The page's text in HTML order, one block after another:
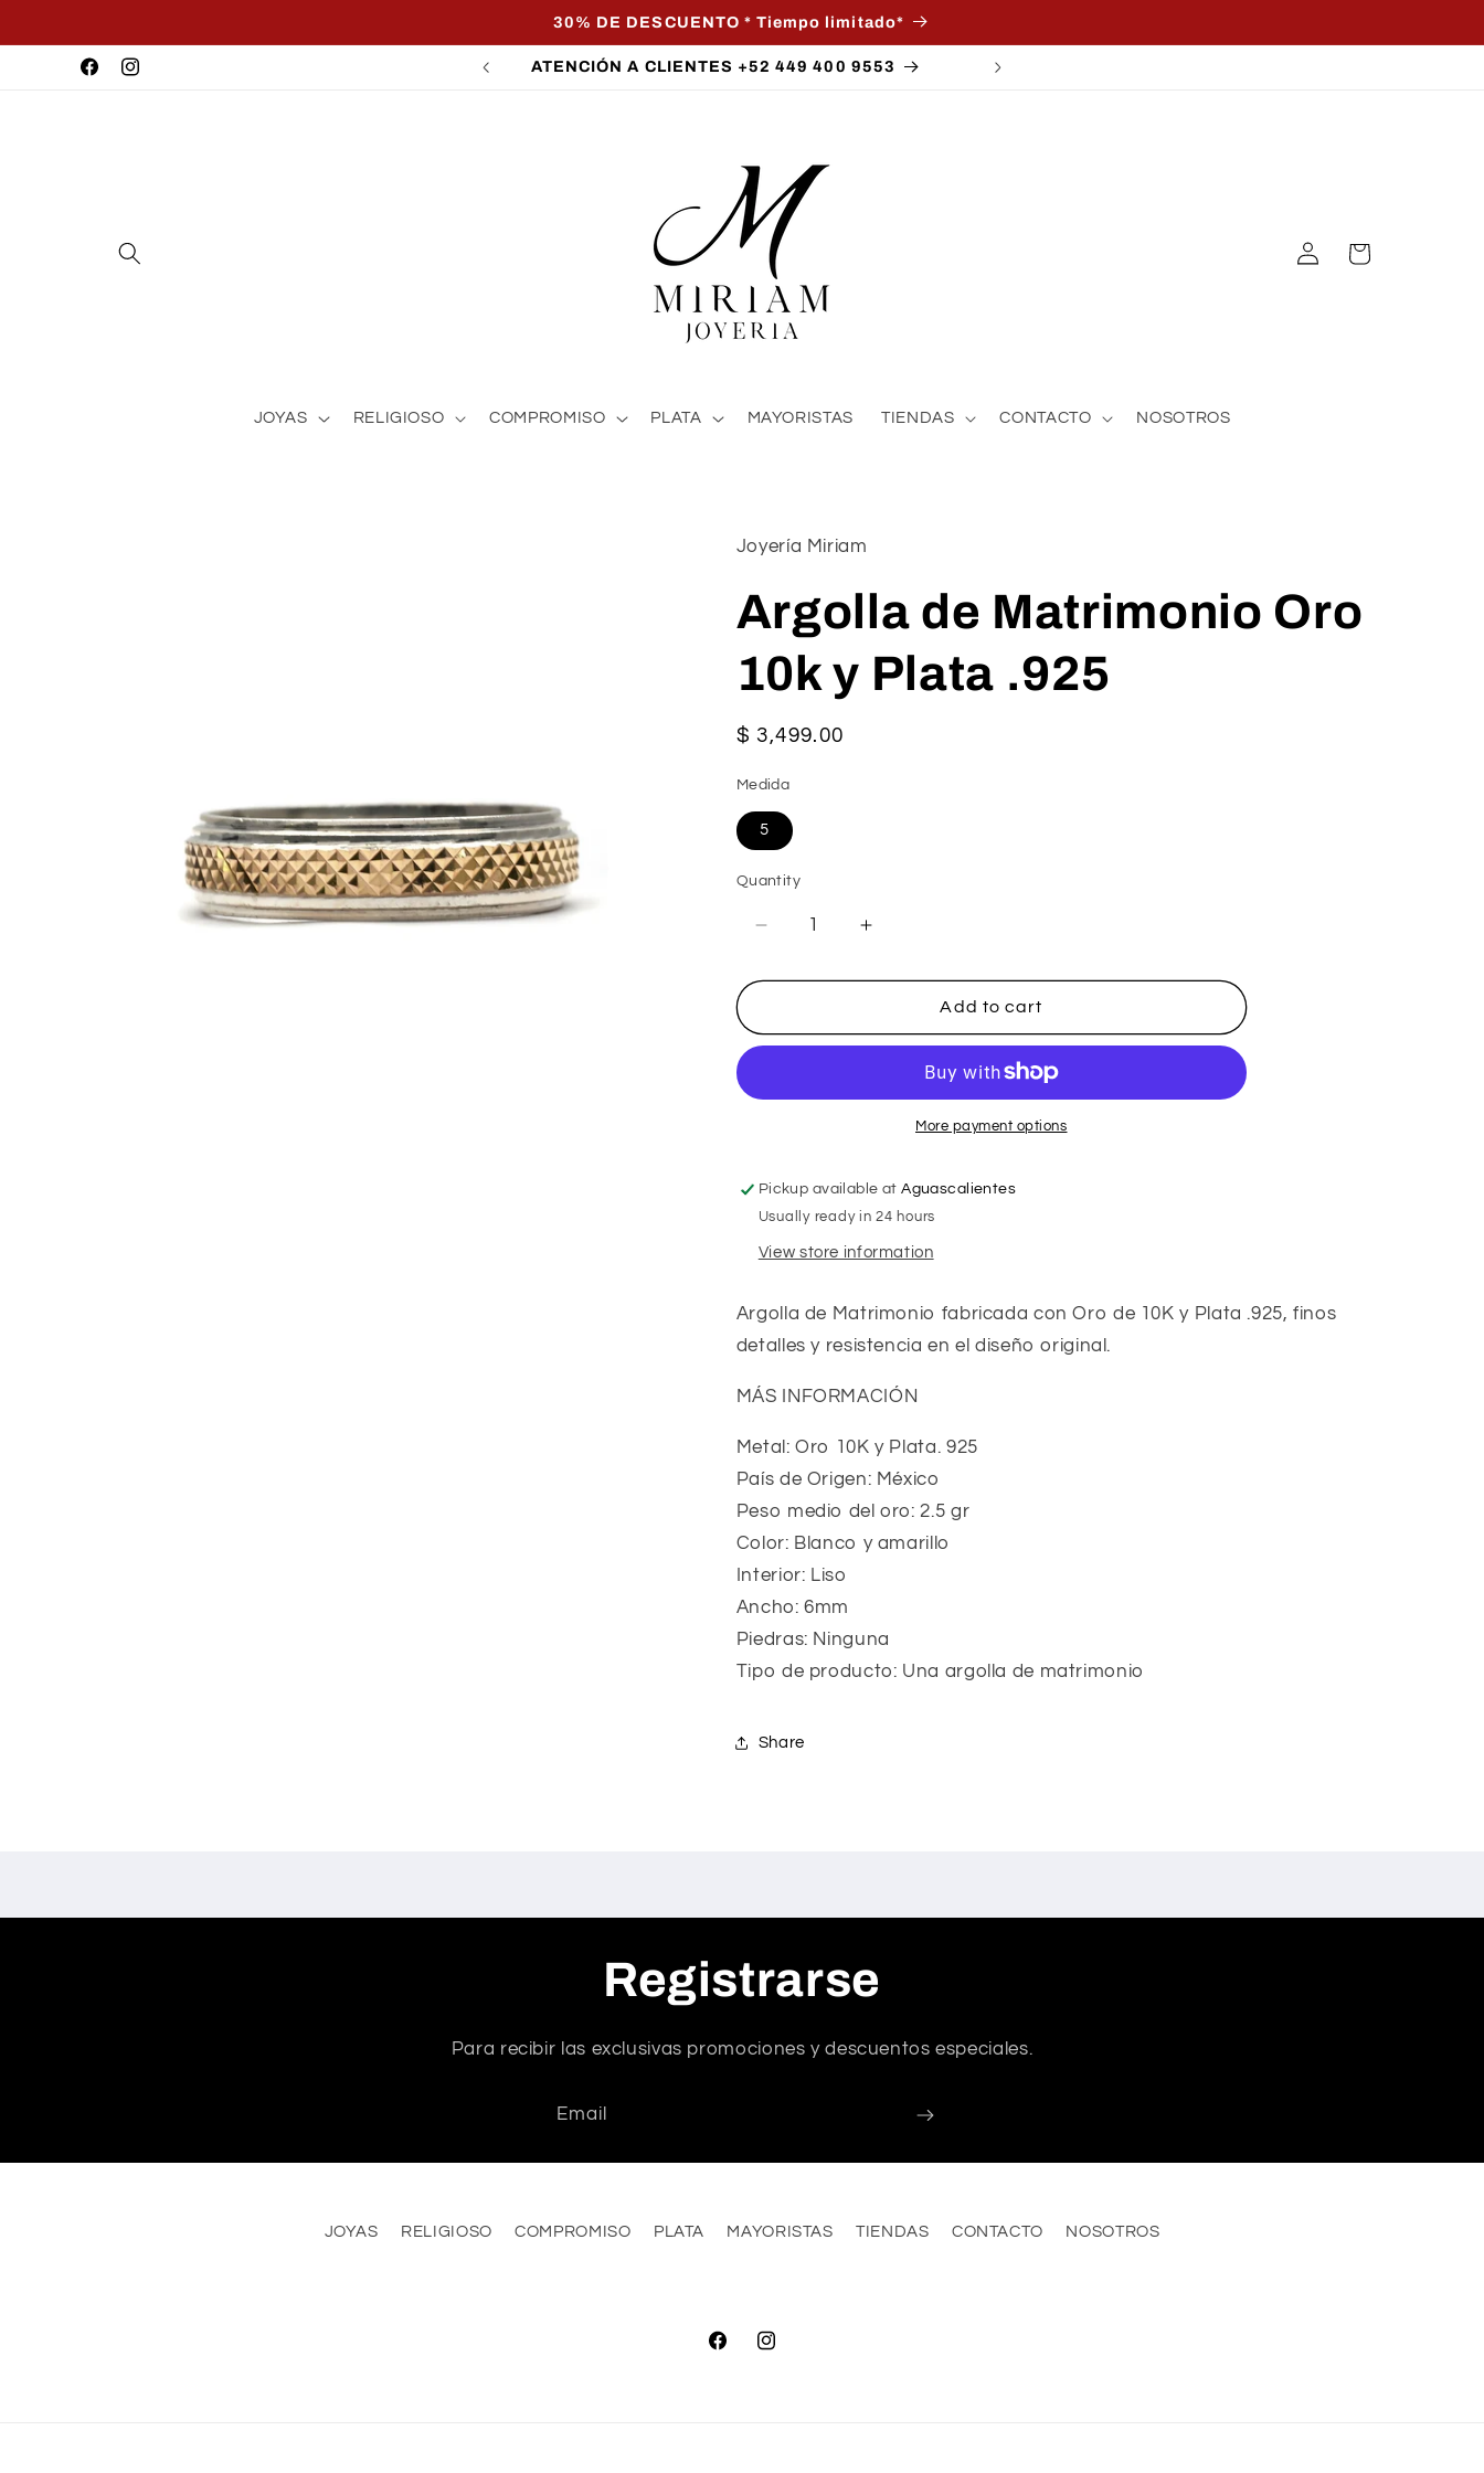
30% DE DESCUENTO * Tiempo limitado*
FacebookInstagram
ATENCIÓN A CLIENTES +52 449 400 9553
JOYAS RELIGIOSO COMPROMISO PLATA MAYORISTAS TIENDAS CONTACTO NOSOTROS
Log
in
Cart
Joyería Miriam
Argolla de Matrimonio Oro
10k y Plata .925
Regular
$ 3,499.00
Medida
5
Quantity
Decrease
for
de
10k
.925
Increase
for
de
10k
.925
Add to cart
More payment options
Pickup available atAguascalientes
Usually ready in 24 hours
View store information
Argolla de Matrimonio fabricada con Oro de 10K y Plata .925, finos
detalles y resistencia en el diseño original.
MÁS INFORMACIÓN
Metal: Oro 10K y Plata. 925
País de Origen: México
Peso medio del oro: 2.5 gr
Color: Blanco y amarillo
Interior: Liso
Ancho: 6mm
Piedras: Ninguna
Tipo de producto: Una argolla de matrimonio
Share
Registrarse
Para recibir las exclusivas promociones y descuentos especiales.
Email
JOYAS RELIGIOSO COMPROMISO PLATA MAYORISTAS TIENDAS CONTACTO NOSOTROS
FacebookInstagram